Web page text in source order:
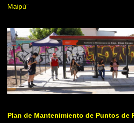
Maipú”
Plan de Mantenimiento de Puntos de